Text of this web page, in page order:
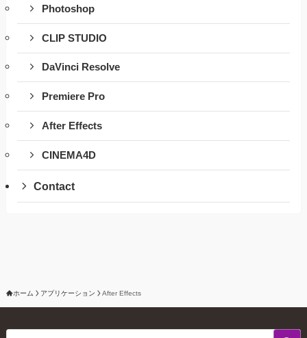
Photoshop
CLIP STUDIO
DaVinci Resolve
Premiere Pro
After Effects
CINEMA4D
Contact
ホーム アプリケーション After Effects